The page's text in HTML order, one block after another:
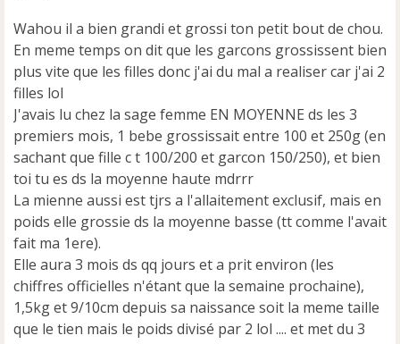
Wahou il a bien grandi et grossi ton petit bout de chou.
En meme temps on dit que les garcons grossissent bien
plus vite que les filles donc j'ai du mal a realiser car j'ai 2
filles lol
J'avais lu chez la sage femme EN MOYENNE ds les 3
premiers mois, 1 bebe grossissait entre 100 et 250g (en
sachant que fille c t 100/200 et garcon 150/250), et bien
toi tu es ds la moyenne haute mdrrr
La mienne aussi est tjrs a l'allaitement exclusif, mais en
poids elle grossie ds la moyenne basse (tt comme l'avait
fait ma 1ere).
Elle aura 3 mois ds qq jours et a prit environ (les
chiffres officielles n'étant que la semaine prochaine),
1,5kg et 9/10cm depuis sa naissance soit la meme taille
que le tien mais le poids divisé par 2 lol .... et met du 3